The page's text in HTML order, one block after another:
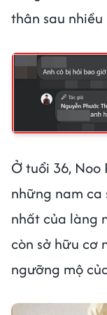
thân sau
Ở tuổi 36,
những nam
nhất của làng
còn sở hữu cơ
ngưỡng mộ